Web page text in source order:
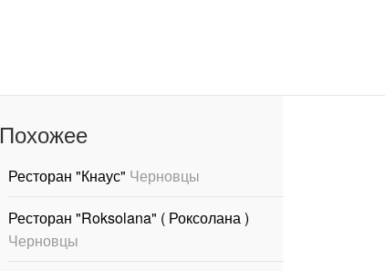
Похожее
Ресторан "Кнаус" Черновцы
Ресторан "Roksolana" ( Роксолана )
Черновцы